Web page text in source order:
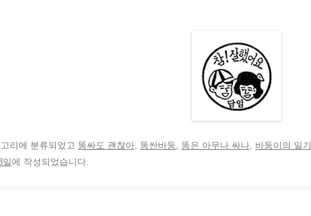
리에 분류되었고 똥싸도 괜찮아, 똥싼바둥, 똥은 아무나 싸나, 바둥이의 일기
일에 작성되었습니다.